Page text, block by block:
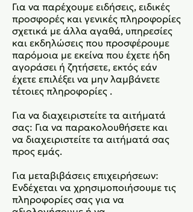
Για να παρέχουμε ειδήσεις, ειδικές
προσφορές και γενικές πληροφορίες
σχετικά με άλλα αγαθά, υπηρεσίες
και εκδηλώσεις που προσφέρουμε
παρόμοια με εκείνα που έχετε ήδη
αγοράσει ή ζητήσετε, εκτός εάν
έχετε επιλέξει να μην λαμβάνετε
τέτοιες πληροφορίες .
Για να διαχειριστείτε τα αιτήματά
σας: Για να παρακολουθήσετε και
να διαχειριστείτε τα αιτήματά σας
προς εμάς.
Για μεταβιβάσεις επιχειρήσεων:
Ενδέχεται να χρησιμοποιήσουμε τις
πληροφορίες σας για να